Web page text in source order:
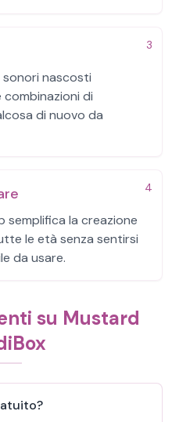
3
nascosti
di
di nuovo da
4
la creazione
le età senza sentirsi
da usare.
su Mustard